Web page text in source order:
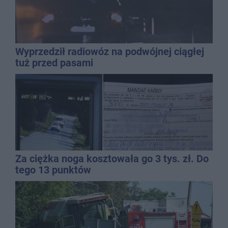
Wyprzedził radiowóz na podwójnej ciągłej
tuż przed pasami
Za ciężka noga kosztowała go 3 tys. zł. Do
tego 13 punktów